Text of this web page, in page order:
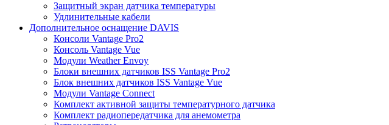
Защитный экран датчика температуры
Удлинительные кабели
Дополнительное оснащение DAVIS
Консоли Vantage Pro2
Консоль Vantage Vue
Модули Weather Envoy
Блоки внешних датчиков ISS Vantage Pro2
Блок внешних датчиков ISS Vantage Vue
Модули Vantage Connect
Комплект активной защиты температурного датчика
Комплект радиопередатчика для анемометра